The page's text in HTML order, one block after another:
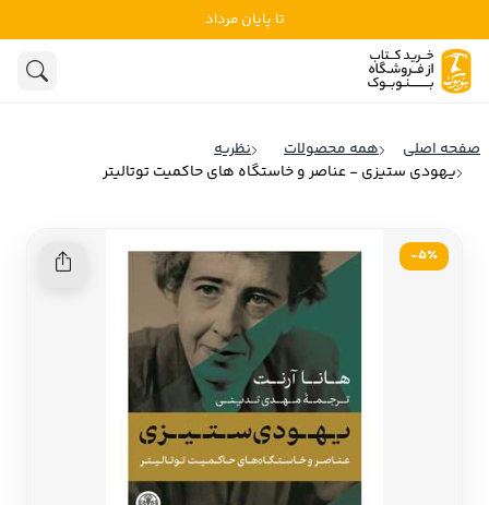
تا پایان مرداد
ادبیات
روانشناسی
ادبیات آمریکا
ادبیات فرانسه
ادبیات ایتالیا
ادبیات روسیه
ادبیات آمریکای لاتین
ادبیات آلمان
ادبیات ترکیه
ادبیات آسیا
صفحه اصلی همه محصولات
نظریه
یهودی ستیزی - عناصر و خاستگاه های حاکمیت توتالیتر
5٪-